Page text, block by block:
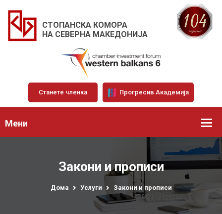
СТОПАНСКА КОМОРА
НА СЕВЕРНА МАКЕДОНИЈА
Станете членка Прогресив Академија
Мени
Закони и прописи
Дома Услуги Закони и прописи